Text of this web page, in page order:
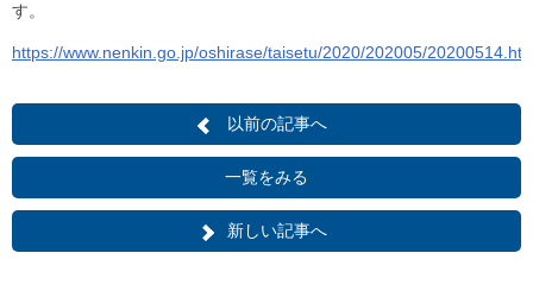
す。
https://www.nenkin.go.jp/oshirase/taisetu/2020/202005/
以前の記事へ
一覧をみる
新しい記事へ